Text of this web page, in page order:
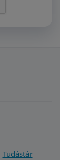
Tudástár